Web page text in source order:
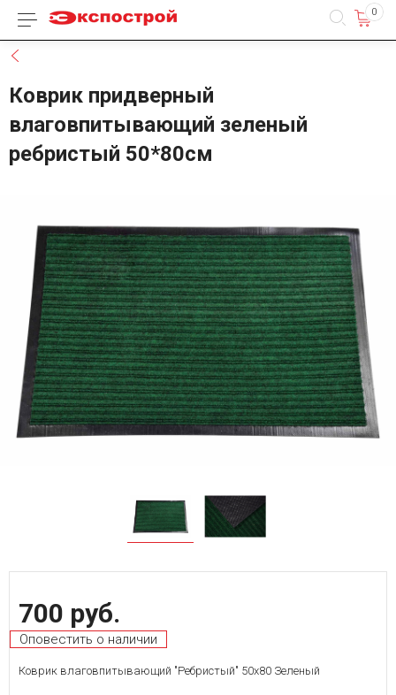
Каталог товаров 0
Коврик придверный
влаговпитывающий зеленый
ребристый 50*80см
700 руб.
Оповестить о наличии
Коврик влаговпитывающий "Ребристый" 50х80 Зеленый